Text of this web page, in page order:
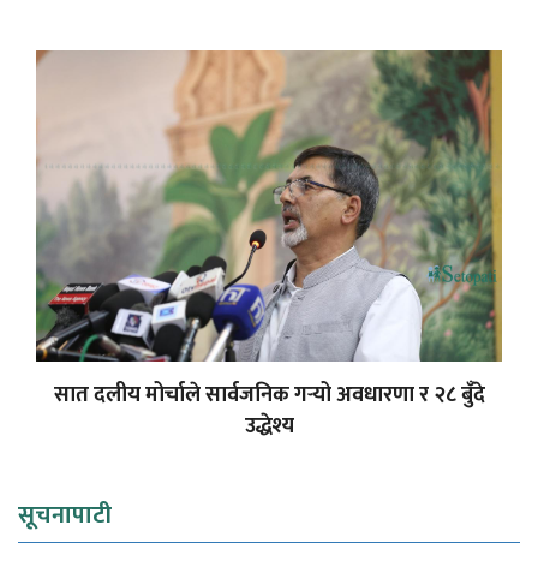
सात दलीय मोर्चाले सार्वजनिक गर्‍यो अवधारणा र २८ बुँदे
उद्धेश्य
सूचनापाटी